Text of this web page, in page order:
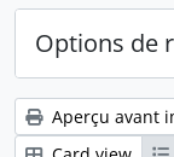
Options de
Aperçu avant